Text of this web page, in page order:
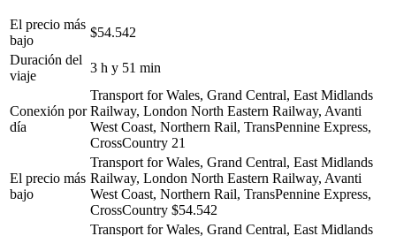
El precio más
bajo
$54.542
Duración del
viaje
3 h y 51 min
Conexión por
día
Transport for Wales, Grand Central, East Midlands
Railway, London North Eastern Railway, Avanti
West Coast, Northern Rail, TransPennine Express,
CrossCountry 21
El precio más
bajo
Transport for Wales, Grand Central, East Midlands
Railway, London North Eastern Railway, Avanti
West Coast, Northern Rail, TransPennine Express,
CrossCountry $54.542
Transport for Wales, Grand Central, East Midlands